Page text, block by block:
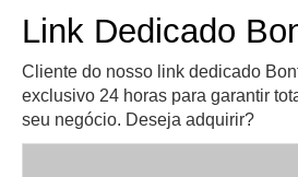
Link Dedicado
Cliente do nosso link dedicado
exclusivo 24 horas para garantir
seu negócio. Deseja adquirir?